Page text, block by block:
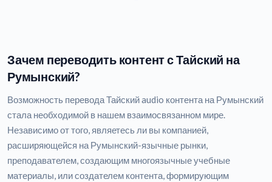
Зачем переводить контент с Тайский на
Румынский?
Возможность перевода Тайский audio контента на Румынский
стала необходимой в нашем взаимосвязанном мире.
Независимо от того, являетесь ли вы компанией,
расширяющейся на Румынский-язычные рынки,
преподавателем, создающим многоязычные учебные
материалы, или создателем контента, формирующим